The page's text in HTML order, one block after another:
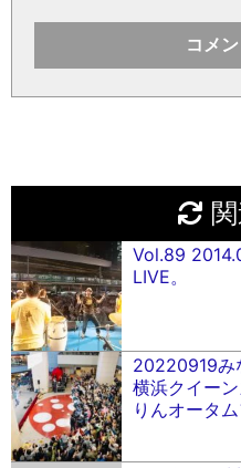
Vol.89
LIVE。
20220919み
横浜クイー
りんオータ